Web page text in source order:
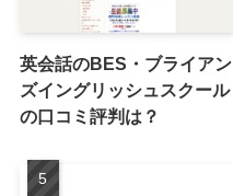
英会話のBES・ブライアン
ズイングリッシュスクール
の口コミ評判は？